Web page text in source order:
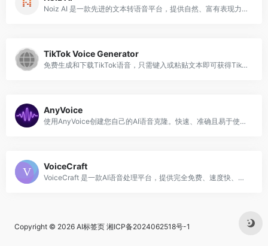
Noiz AI 是一款先进的文本转语音平台，提供自然、富有表现力的声音合成，支持多语言内容创作，帮助用户轻松创建沉浸式音频内容。
TikTok Voice Generator
免费生成和下载TikTok语音，只需键入或粘贴文本即可获得TikTok语音，最多支持7种语言和37种语音样式。
AnyVoice
使用AnyVoice创建您自己的AI语音克隆。快速、准确且易于使用。
VoiceCraft
VoiceCraft 是一款AI语音处理平台，提供完全免费、速度快、多音色可选的文本转语音(TTS)和语音转文本(STT)服务。
Copyright © 2026 AI标签页 湘ICP备2024062518号-1